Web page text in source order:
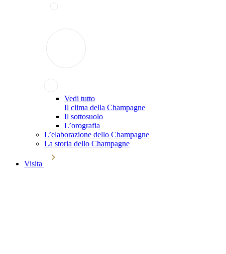
Vedi tutto
Il clima della Champagne
Il sottosuolo
L’orografia
L’elaborazione dello Champagne
La storia dello Champagne
Visita